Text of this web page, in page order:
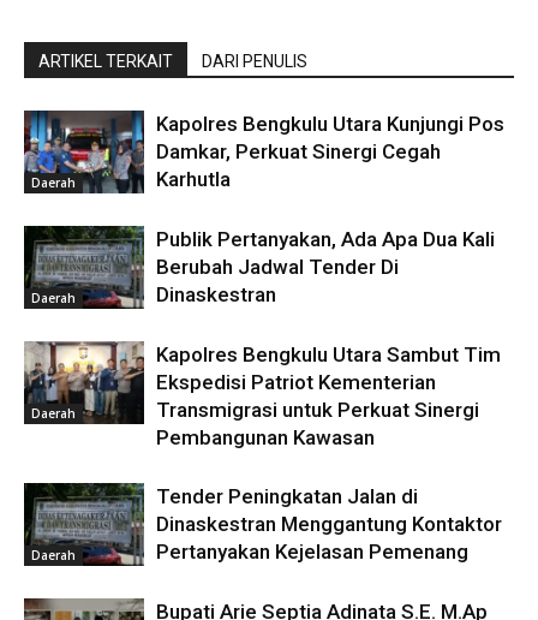
ARTIKEL TERKAIT DARI PENULIS
Daerah
Kapolres Bengkulu Utara Kunjungi Pos
Damkar, Perkuat Sinergi Cegah
Karhutla
Daerah
Publik Pertanyakan, Ada Apa Dua Kali
Berubah Jadwal Tender Di
Dinaskestran
Daerah
Kapolres Bengkulu Utara Sambut Tim
Ekspedisi Patriot Kementerian
Transmigrasi untuk Perkuat Sinergi
Pembangunan Kawasan
Daerah
Tender Peningkatan Jalan di
Dinaskestran Menggantung Kontaktor
Pertanyakan Kejelasan Pemenang
Bupati Arie Septia Adinata S.E. M.Ap